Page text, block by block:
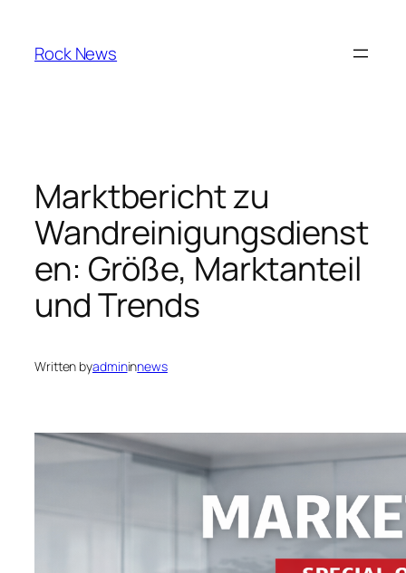
content
Rock News
Marktbericht zu
Wandreinigungsdienst
en: Größe, Marktanteil
und Trends
Written byadmininnews